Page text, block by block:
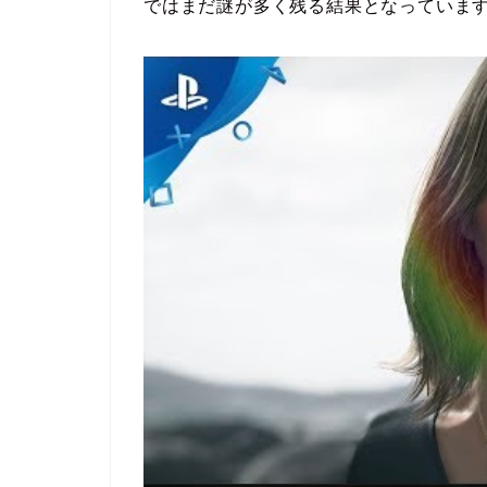
ではまだ謎が多く残る結果となっていま